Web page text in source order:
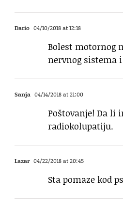
Dario 04/10/2018 at 12:18
Bolest motornog
nervnog sistema
Sanja 04/14/2018 at 21:00
Poštovanje! Da li
radiokolupatiju.
Lazar 04/22/2018 at 20:45
Sta pomaze kod